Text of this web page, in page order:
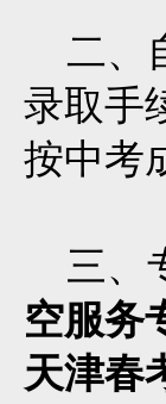
二、
录取手
按中考
三、
空服务
天津春